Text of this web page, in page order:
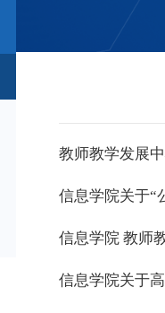
教师教学发展
信息学院关于“
信息学院 教师
信息学院关于